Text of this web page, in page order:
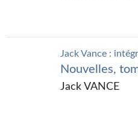
Le Bélial' sur Youtube
LE BLOG BIFROST
Tous les articles
Jack Vance :
Nouvelles,
Jack VANCE